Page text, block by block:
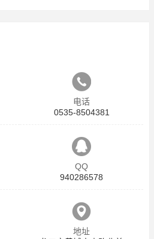
电话
0535-8504381
QQ
940286578
地址